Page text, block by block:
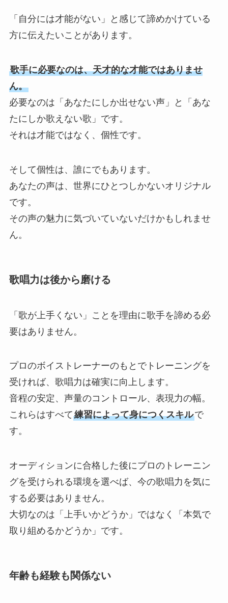
VIDEO
AUDITION
NEWS
STAFF BLOG
「自分には才能がない」と感じて諦めかけている
方に伝えたいことがあります。
歌手に必要なのは、天才的な才能ではありませ
ん。
必要なのは「あなたにしか出せない声」と「あな
たにしか歌えない歌」です。
それは才能ではなく、個性です。
そして個性は、誰にでもあります。
あなたの声は、世界にひとつしかないオリジナル
です。
その声の魅力に気づいていないだけかもしれませ
ん。
歌唱力は後から磨ける
「歌が上手くない」ことを理由に歌手を諦める必
要はありません。
プロのボイストレーナーのもとでトレーニングを
受ければ、歌唱力は確実に向上します。
音程の安定、声量のコントロール、表現力の幅。
これらはすべて練習によって身につくスキルで
す。
オーディションに合格した後にプロのトレーニン
グを受けられる環境を選べば、今の歌唱力を気に
する必要はありません。
大切なのは「上手いかどうか」ではなく「本気で
取り組めるかどうか」です。
年齢も経験も関係ない